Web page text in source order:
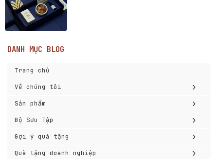
DANH MỤC BLOG
Trang chủ
Về chúng tôi
›
Sản phẩm ›
Bộ Sưu Tập ›
Gợi ý quà tặng ›
Quà tặng doanh nghiệp ›